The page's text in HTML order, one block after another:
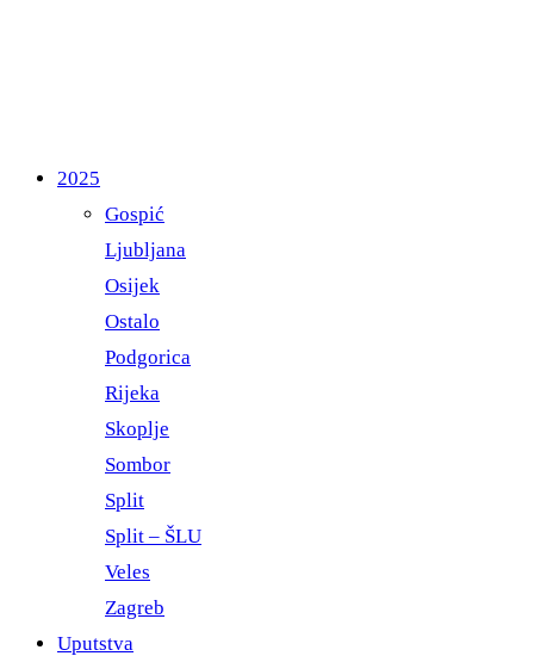
2025
Gospić
Ljubljana
Osijek
Ostalo
Podgorica
Rijeka
Skoplje
Sombor
Split
Split – ŠLU
Veles
Zagreb
Uputstva